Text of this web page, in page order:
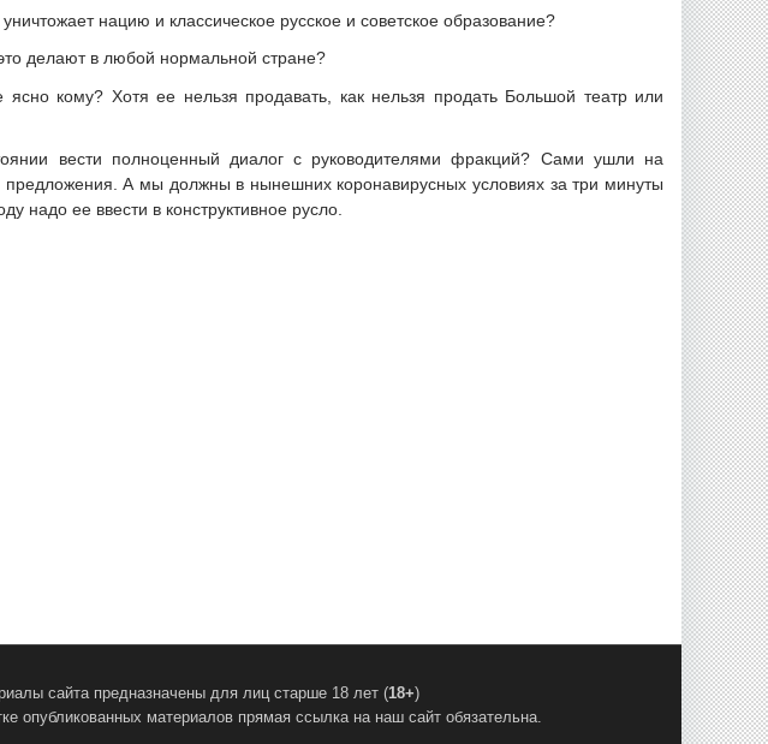
нацию и классическое русское и советское образование?
делают в любой нормальной стране?
кому? Хотя ее нельзя продавать, как нельзя продать Большой театр или
вести полноценный диалог с руководителями фракций? Сами ушли на
предложения. А мы должны в нынешних коронавирусных условиях за три минуты
надо ее ввести в конструктивное русло.
сайта предназначены для лиц старше 18 лет (18+)
опубликованных материалов прямая ссылка на наш сайт обязательна.